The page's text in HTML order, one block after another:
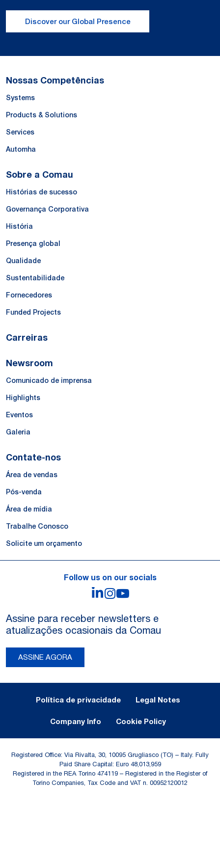
Discover our Global Presence
Nossas Competências
Systems
Products & Solutions
Services
Automha
Sobre a Comau
Histórias de sucesso
Governança Corporativa
História
Presença global
Qualidade
Sustentabilidade
Fornecedores
Funded Projects
Carreiras
Newsroom
Comunicado de imprensa
Highlights
Eventos
Galeria
Contate-nos
Área de vendas
Pós-venda
Área de mídia
Trabalhe Conosco
Solicite um orçamento
Follow us on our socials
LinkedIn
Instagram
Assine para receber newsletters e
atualizações ocasionais da Comau
ASSINE AGORA
Política de privacidade Legal Notes
Company Info Cookie Policy
Registered Office: Via Rivalta, 30, 10095 Grugliasco (TO) – Italy. Fully
Paid Share Capital: Euro 48,013,959
Registered in the REA Torino 474119 – Registered in the Register of
Torino Companies, Tax Code and VAT n. 00952120012